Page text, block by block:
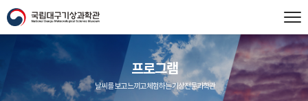
프로그램
날씨를 보고 느끼고 체험하는 기상전문과학관